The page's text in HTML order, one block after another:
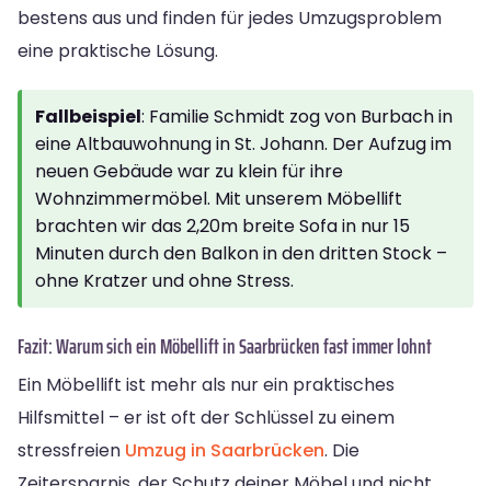
bestens aus und finden für jedes Umzugsproblem
eine praktische Lösung.
Fallbeispiel: Familie Schmidt zog von Burbach in
eine Altbauwohnung in St. Johann. Der Aufzug im
neuen Gebäude war zu klein für ihre
Wohnzimmermöbel. Mit unserem Möbellift
brachten wir das 2,20m breite Sofa in nur 15
Minuten durch den Balkon in den dritten Stock –
ohne Kratzer und ohne Stress.
Fazit: Warum sich ein Möbellift in Saarbrücken fast immer lohnt
Ein Möbellift ist mehr als nur ein praktisches
Hilfsmittel – er ist oft der Schlüssel zu einem
stressfreien Umzug in Saarbrücken. Die